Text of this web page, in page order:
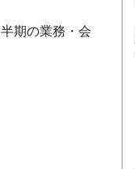
期の業務・会